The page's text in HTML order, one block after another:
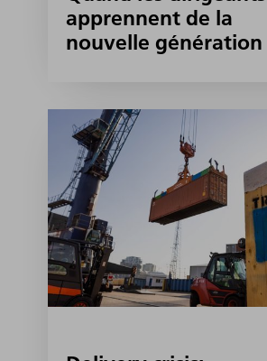
apprennent de la
nouvelle génération